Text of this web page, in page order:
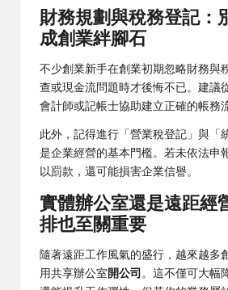
財務規劃與稅務登記：
成創業絆腳石
不少創業新手在創業初期忽略財務與
查或現金流問題時才後悔不已。建議
會計師或記帳士協助建立正確的帳務
此外，記得進行「營業稅登記」與「
是企業經營的基本門檻。若未依法申
以罰款，還可能損害企業信譽。
實體辦公室還是遠距經
排也至關重要
隨著遠距工作風氣的盛行，越來越多
用共享辦公室 開公司 。這不僅可大幅